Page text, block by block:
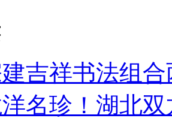
建吉祥书法组
名珍！湖北